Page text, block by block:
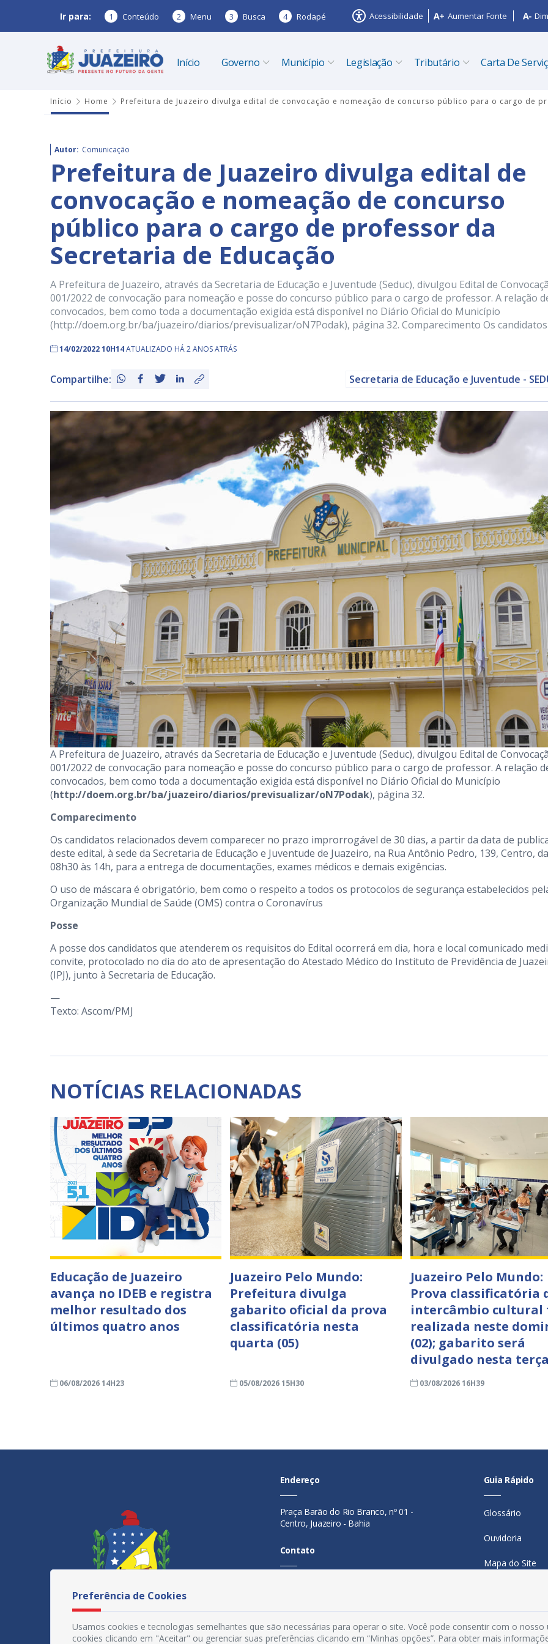
Ir para: 1 Conteúdo 2 Menu 3 Busca 4 Rodapé Acessibilidade Aumentar Fonte
Início Governo Município Legislação Tributário Carta De
Início Home Prefeitura de Juazeiro divulga edital de convocação e nomeação de concurso público para o cargo de
Autor: Comunicação
Prefeitura de Juazeiro divulga edital de
convocação e nomeação de concurso
público para o cargo de professor da
Secretaria de Educação
A Prefeitura de Juazeiro, através da Secretaria de Educação e Juventude (Seduc), divulgou Edital de
001/2022 de convocação para nomeação e posse do concurso público para o cargo de professor. A relação
convocados, bem como toda a documentação exigida está disponível no Diário Oficial do Município
(http://doem.org.br/ba/juazeiro/diarios/previsualizar/oN7Podak), página 32. Comparecimento Os
14/02/2022 10H14ATUALIZADO HÁ 2 ANOS ATRÁS
Compartilhe: Secretaria de Educação e Juventude -
A Prefeitura de Juazeiro, através da Secretaria de Educação e Juventude (Seduc), divulgou Edital de
001/2022 de convocação para nomeação e posse do concurso público para o cargo de professor. A relação
convocados, bem como toda a documentação exigida está disponível no Diário Oficial do Município
(http://doem.org.br/ba/juazeiro/diarios/previsualizar/oN7Podak), página 32.
Comparecimento
Os candidatos relacionados devem comparecer no prazo improrrogável de 30 dias, a partir da data de
deste edital, à sede da Secretaria de Educação e Juventude de Juazeiro, na Rua Antônio Pedro, 139, Centro,
08h30 às 14h, para a entrega de documentações, exames médicos e demais exigências.
O uso de máscara é obrigatório, bem como o respeito a todos os protocolos de segurança estabelecidos
Organização Mundial de Saúde (OMS) contra o Coronavírus
Posse
A posse dos candidatos que atenderem os requisitos do Edital ocorrerá em dia, hora e local comunicado
convite, protocolado no dia do ato de apresentação do Atestado Médico do Instituto de Previdência de
(IPJ), junto à Secretaria de Educação.
—
Texto: Ascom/PMJ
NOTÍCIAS RELACIONADAS
Educação de Juazeiro
avança no IDEB e registra
melhor resultado dos
últimos quatro anos
06/08/2026 14H23
Juazeiro Pelo Mundo:
Prefeitura divulga
gabarito oficial da prova
classificatória nesta
quarta (05)
05/08/2026 15H30
Juazeiro Pelo Mundo:
Prova classificatória
intercâmbio cultural
realizada neste
(02); gabarito será
divulgado nesta
03/08/2026 16H39
Endereço
Praça Barão do Rio Branco, nº 01 -
Centro, Juazeiro - Bahia
Contato
Horário De Funcionamento
Guia Rápido
Glossário
Ouvidoria
Mapa do Site
Manual de
Política de
Preferência de Cookies
Usamos cookies e tecnologias semelhantes que são necessárias para operar o site. Você pode consentir com o nosso
cookies clicando em "Aceitar" ou gerenciar suas preferências clicando em “Minhas opções”. Para obter mais